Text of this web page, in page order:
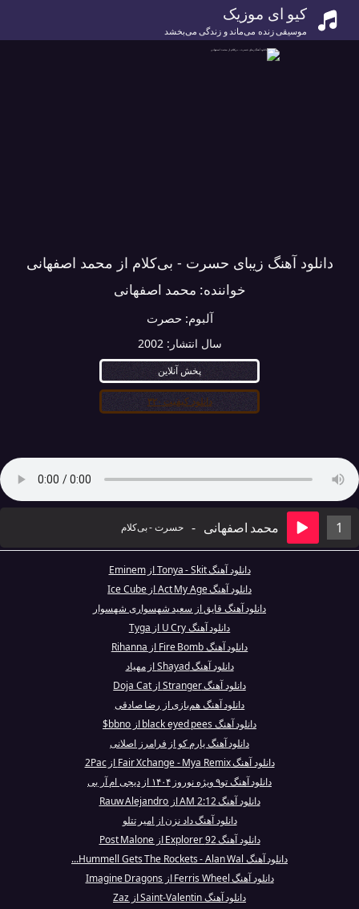
کیو ای موزیک
موسیقی زنده می‌ماند و زندگی می‌بخشد
دانلود آهنگ زیبای حسرت - بی‌کلام از محمد اصفهانی
خواننده: محمد اصفهانی
آلبوم:حصرت
سال انتشار:2002
پخش آنلاین
دانلود کیفیت ۳۲۰
1 محمد اصفهانی - حسرت - بی‌کلام
دانلود آهنگ Tonya - Skit از Eminem
دانلود آهنگ Act My Age از Ice Cube
دانلود آهنگ قایق از سعید شهسواری شهسوار
دانلود آهنگ U Cry از Tyga
دانلود آهنگ Fire Bomb از Rihanna
دانلود آهنگ Shayad از مهیاد
دانلود آهنگ Stranger از Doja Cat
دانلود آهنگ هم‌بازی از رضا صادقی
دانلود آهنگ black eyed pees از bbno$
دانلود آهنگ یارم کو از فرامرز اصلانی
دانلود آهنگ Fair Xchange - Mya Remix از 2Pac
دانلود آهنگ تو۹ ویژه نوروز ۱۴۰۴ از دیجی ام آر بی
دانلود آهنگ 2:12 AM از Rauw Alejandro
دانلود آهنگ داد نزن از امیر تتلو
دانلود آهنگ 92 Explorer از Post Malone
دانلود آهنگ Hummell Gets The Rockets - Alan Wal...
دانلود آهنگ Ferris Wheel از Imagine Dragons
دانلود آهنگ Saint-Valentin از Zaz